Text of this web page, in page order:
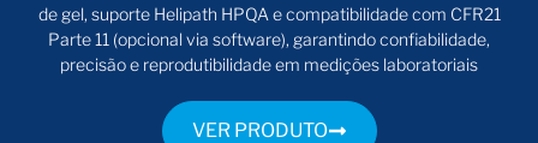
de gel, suporte Helipath HPQA e compatibilidade com CFR21
Parte 11 (opcional via software), garantindo confiabilidade,
precisão e reprodutibilidade em medições laboratoriais
VER PRODUTO